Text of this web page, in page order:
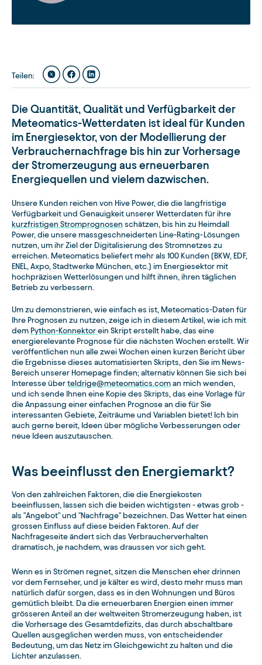
Teilen:
Die Quantität, Qualität und Verfügbarkeit der
Meteomatics-Wetterdaten ist ideal für Kunden
im Energiesektor, von der Modellierung der
Verbrauchernachfrage bis hin zur Vorhersage
der Stromerzeugung aus erneuerbaren
Energiequellen und vielem dazwischen.
Unsere Kunden reichen von Hive Power, die die langfristige
Verfügbarkeit und Genauigkeit unserer Wetterdaten für ihre
kurzfristigen Stromprognosen schätzen, bis hin zu Heimdall
Power, die unsere massgeschneiderten Line-Rating-Lösungen
nutzen, um ihr Ziel der Digitalisierung des Stromnetzes zu
erreichen. Meteomatics beliefert mehr als 100 Kunden (BKW, EDF,
ENEL, Axpo, Stadtwerke München, etc.) im Energiesektor mit
hochpräzisen Wetterlösungen und hilft ihnen, ihren täglichen
Betrieb zu verbessern.
Um zu demonstrieren, wie einfach es ist, Meteomatics-Daten für
Ihre Prognosen zu nutzen, zeige ich in diesem Artikel, wie ich mit
dem Python-Konnektor ein Skript erstellt habe, das eine
energierelevante Prognose für die nächsten Wochen erstellt. Wir
veröffentlichen nun alle zwei Wochen einen kurzen Bericht über
die Ergebnisse dieses automatisierten Skripts, den Sie im News-
Bereich unserer Homepage finden; alternativ können Sie sich bei
Interesse über teldrige@meteomatics.com an mich wenden,
und ich sende Ihnen eine Kopie des Skripts, das eine Vorlage für
die Anpassung einer einfachen Prognose an die für Sie
interessanten Gebiete, Zeiträume und Variablen bietet! Ich bin
auch gerne bereit, Ideen über mögliche Verbesserungen oder
neue Ideen auszutauschen.
Was beeinflusst den Energiemarkt?
Von den zahlreichen Faktoren, die die Energiekosten
beeinflussen, lassen sich die beiden wichtigsten - etwas grob -
als "Angebot" und "Nachfrage" bezeichnen. Das Wetter hat einen
grossen Einfluss auf diese beiden Faktoren. Auf der
Nachfrageseite ändert sich das Verbraucherverhalten
dramatisch, je nachdem, was draussen vor sich geht.
Wenn es in Strömen regnet, sitzen die Menschen eher drinnen
vor dem Fernseher, und je kälter es wird, desto mehr muss man
natürlich dafür sorgen, dass es in den Wohnungen und Büros
gemütlich bleibt. Da die erneuerbaren Energien einen immer
grösseren Anteil an der weltweiten Stromerzeugung haben, ist
die Vorhersage des Gesamtdefizits, das durch abschaltbare
Quellen ausgeglichen werden muss, von entscheidender
Bedeutung, um das Netz im Gleichgewicht zu halten und die
Lichter anzulassen.